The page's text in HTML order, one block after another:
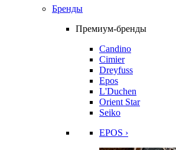
Бренды
Премиум-бренды
Candino
Cimier
Dreyfuss
Epos
L'Duchen
Orient Star
Seiko
EPOS ›